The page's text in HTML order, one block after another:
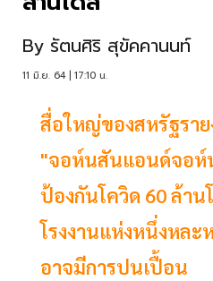
By รัตนศิริ สุขัคคานนท์
11 มิ.ย. 64 | 17:10 น.
สื่อใหญ่ของสหรัฐราย
"จอห์นสันแอนด์จอห์
ป้องกันโควิด 60 ล้า
โรงงานแห่งหนึ่งหล
อาจมีการปนเปื้อน